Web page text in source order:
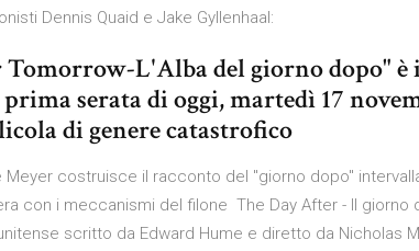
Dennis Quaid e Jake Gyllenhaal:
L'Alba del giorno dopo"
serata di oggi, martedì 17
di genere catastrofico
Meyer costruisce il racconto del "giorno dopo"
con i meccanismi del filone The Day After - Il giorno
scritto da Edward Hume e diretto da Nicholas